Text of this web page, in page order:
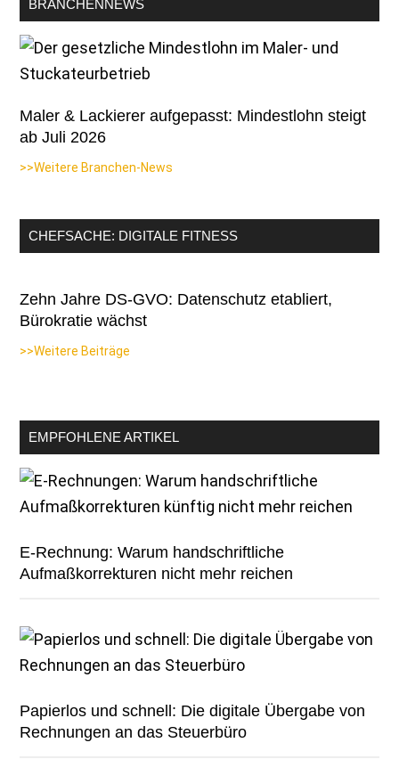
BRANCHENNEWS
Maler & Lackierer aufgepasst: Mindestlohn steigt
ab Juli 2026
>>Weitere Branchen-News
CHEFSACHE: DIGITALE FITNESS
Zehn Jahre DS-GVO: Datenschutz etabliert,
Bürokratie wächst
>>Weitere Beiträge
EMPFOHLENE ARTIKEL
E-Rechnung: Warum handschriftliche
Aufmaßkorrekturen nicht mehr reichen
Papierlos und schnell: Die digitale Übergabe von
Rechnungen an das Steuerbüro